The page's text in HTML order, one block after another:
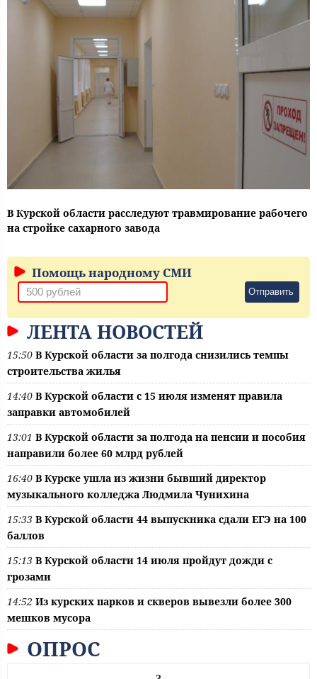
В Курской области расследуют травмирование рабочего
на стройке сахарного завода
Помощь народному СМИ
Отправить
ЛЕНТА НОВОСТЕЙ
15:50 В Курской области за полгода снизились темпы
строительства жилья
14:40 В Курской области с 15 июля изменят правила
заправки автомобилей
13:01 В Курской области за полгода на пенсии и пособия
направили более 60 млрд рублей
16:40 В Курске ушла из жизни бывший директор
музыкального колледжа Людмила Чунихина
15:33 В Курской области 44 выпускника сдали ЕГЭ на 100
баллов
15:13 В Курской области 14 июля пройдут дожди с
грозами
14:52 Из курских парков и скверов вывезли более 300
мешков мусора
ОПРОС